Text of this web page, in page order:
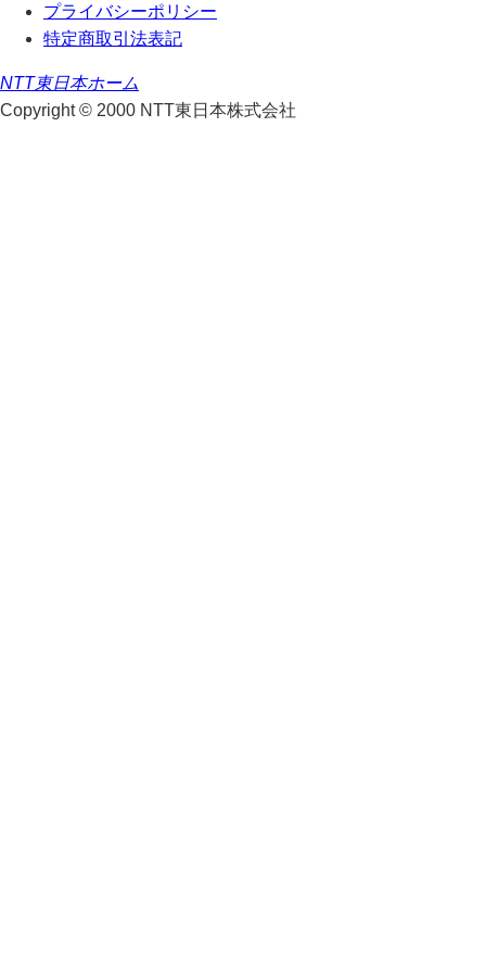
プライバシーポリシー
特定商取引法表記
NTT東日本ホーム
Copyright © 2000 NTT東日本株式会社